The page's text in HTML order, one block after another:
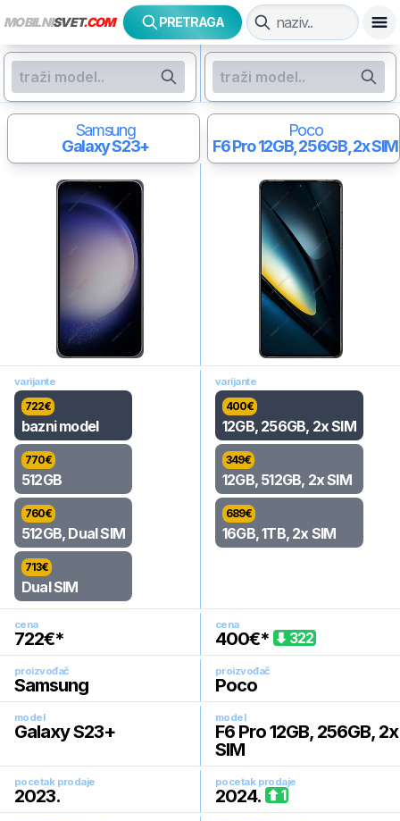
MOBILNISVET.COM PRETRAGA
Samsung
Galaxy S23+
Poco
F6 Pro12GB, 256GB, 2x SIM
varijante
722€
bazni model
770€
512GB
760€
512GB, Dual SIM
713€
Dual SIM
varijante
400€
12GB, 256GB, 2x SIM
349€
12GB, 512GB, 2x SIM
689€
16GB, 1TB, 2x SIM
cena
722€*
cena
400€* 322
proizvođač
Samsung
proizvođač
Poco
model
Galaxy S23+
model
F6 Pro 12GB, 256GB, 2x
SIM
pocetak prodaje
2023.
pocetak prodaje
2024. 1